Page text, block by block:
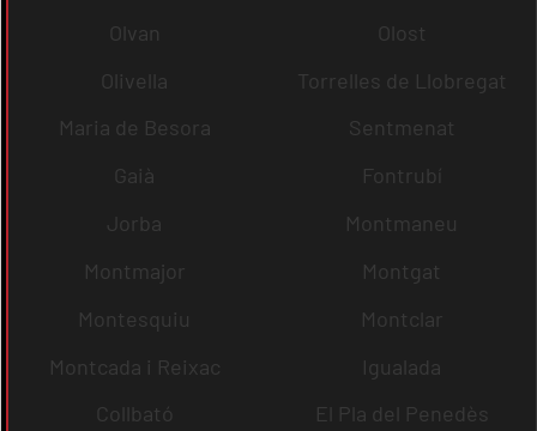
Olvan
Olost
Olivella
Torrelles de Llobregat
Maria de Besora
Sentmenat
Gaià
Fontrubí
Jorba
Montmaneu
Montmajor
Montgat
Montesquiu
Montclar
Montcada i Reixac
Igualada
Collbató
El Pla del Penedès